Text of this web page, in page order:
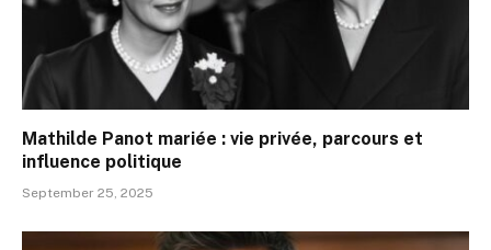
Mathilde Panot mariée : vie privée, parcours et
influence politique
September 25, 2025